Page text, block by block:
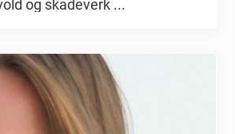
og skadeverk ...